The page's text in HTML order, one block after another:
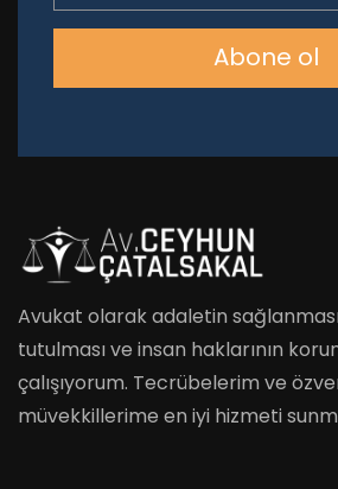
Abone ol
Avukat olarak adaletin
tutulması ve insan haklarının
çalışıyorum. Tecrübelerim ve
müvekkillerime en iyi hizmeti